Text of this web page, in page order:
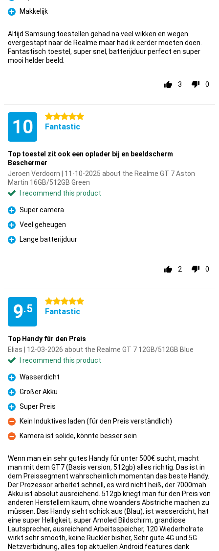
Pro
Pro
Makkelijk
Altijd Samsung toestellen gehad na veel wikken en wegen
overgestapt naar de Realme maar had ik eerder moeten doen.
Fantastisch toestel, super snel, batterijduur perfect en super
mooi helder beeld.
3 0
10 5 stars
Fantastic
Top toestel zit ook een oplader bij en beeldscherm
Beschermer
Jeroen Verdoorn | 11-10-2025 about the Realme GT 7 Aston
Martin 16GB/512GB Green
I recommend this product
Pro
Super camera
Pro
Veel geheugen
Pro
Lange batterijduur
2 0
9.5
5 stars
Fantastic
Top Handy für den Preis
Elias | 12-03-2026 about the Realme GT 7 12GB/512GB Blue
I recommend this product
Pro
Wasserdicht
Pro
Großer Akku
Pro
Super Preis
Con
Kein Induktives laden (für den Preis verständlich)
Con
Kamera ist solide, könnte besser sein
Wenn man ein sehr gutes Handy für unter 500€ sucht, macht
man mit dem GT7 (Basis version, 512gb) alles richtig. Das ist in
dem Preissegment wahrscheinlich momentan das beste Handy.
Der Prozessor arbeitet schnell, es wird nicht heiß, der 7000mah
Akku ist absolut ausreichend. 512gb kriegt man für den Preis von
anderen Herstellern kaum, ohne woanders Abstriche machen zu
müssen. Das Handy sieht schick aus (Blau), ist wasserdicht, hat
eine super Helligkeit, super Amoled Bildschirm, grandiose
Lautsprecher, ausreichend Arbeitsspeicher, 120 Wiederholrate
wirkt sehr smooth, keine Ruckler bisher, Sehr gute 4G und 5G
Netzverbidnung, alles top aktuellen Android features dank